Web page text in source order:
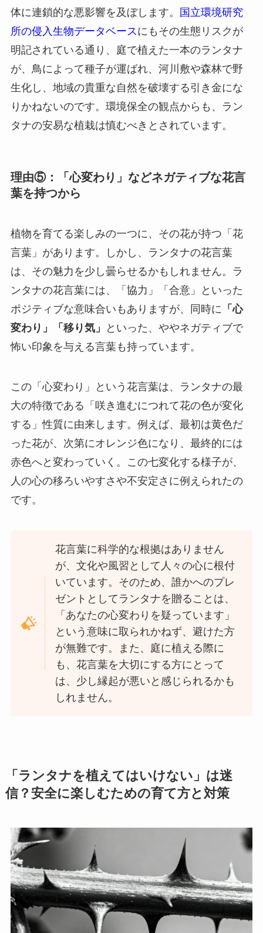
体に連鎖的な悪影響を及ぼします。
国立環境研究
所の侵入生物データベース にもその生態リスクが
明記されている通り、庭で植えた一本のランタナ
が、鳥によって種子が運ばれ、河川敷や森林で野
生化し、地域の貴重な自然を破壊する引き金にな
りかねないのです。環境保全の観点からも、ラン
タナの安易な植栽は慎むべきとされています。
理由⑤：「心変わり」などネガティブな花言
葉を持つから
植物を育てる楽しみの一つに、その花が持つ「花
言葉」があります。しかし、ランタナの花言葉
は、その魅力を少し曇らせるかもしれません。ラ
ンタナの花言葉には、「協力」「合意」といった
ポジティブな意味合いもありますが、同時に 「心
変わり」「移り気」
といった、ややネガティブで
怖い印象を与える言葉も持っています。
この「心変わり」という花言葉は、ランタナの最
大の特徴である「咲き進むにつれて花の色が変化
する」性質に由来します。例えば、最初は黄色だ
った花が、次第にオレンジ色になり、最終的には
赤色へと変わっていく。この七変化する様子が、
人の心の移ろいやすさや不安定さに例えられたの
です。
花言葉に科学的な根拠はありません
が、文化や風習として人々の心に根付
いています。そのため、誰かへのプレ
ゼントとしてランタナを贈ることは、
「あなたの心変わりを疑っています」
という意味に取られかねず、避けた方
が無難です。また、庭に植える際に
も、花言葉を大切にする方にとって
は、少し縁起が悪いと感じられるかも
しれません。
「ランタナを植えてはいけない」は迷
信？安全に楽しむための育て方と対策